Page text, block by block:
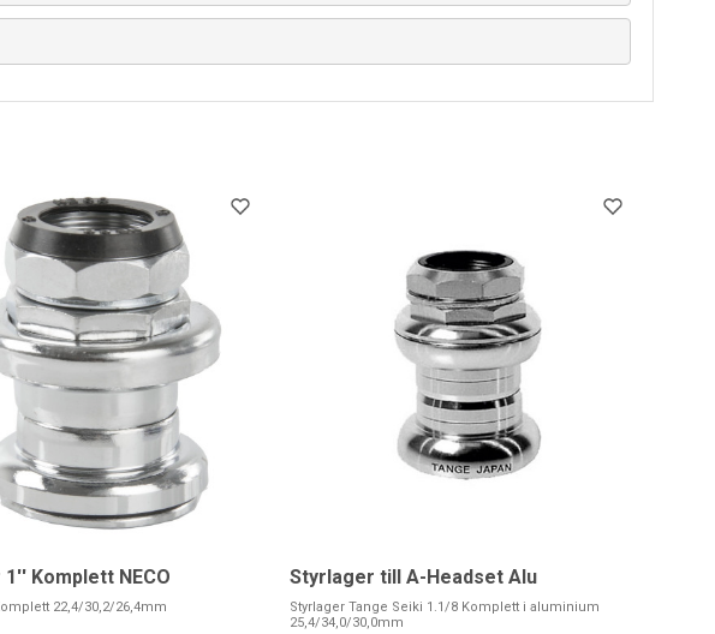
Komplett NECO
22,4/30,2/26,4mm
Styrlager till A-Headset Alu
Styrlager Tange Seiki 1.1/8 Komplett i aluminium
25,4/34,0/30,0mm